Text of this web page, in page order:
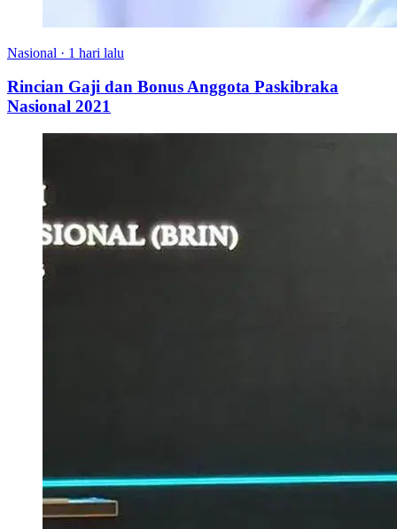
Nasional · 1 hari lalu
Rincian Gaji dan Bonus Anggota Paskibraka
Nasional 2021